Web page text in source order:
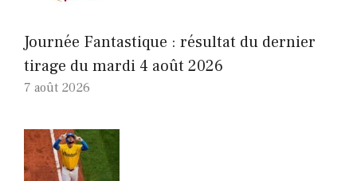
Journée Fantastique : résultat du dernier
tirage du mardi 4 août 2026
7 août 2026